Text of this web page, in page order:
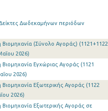
Δωδεκαμήνων περιόδων
Βιομηχανία (Σύνολο Αγοράς) (1121+1122
2026)
Βιομηχανία Εγχώριας Αγοράς (1121
2026)
Εξωτερικής Αγοράς (1122
2026)
Βιομηχανία Εξωτερικής Αγοράς σε